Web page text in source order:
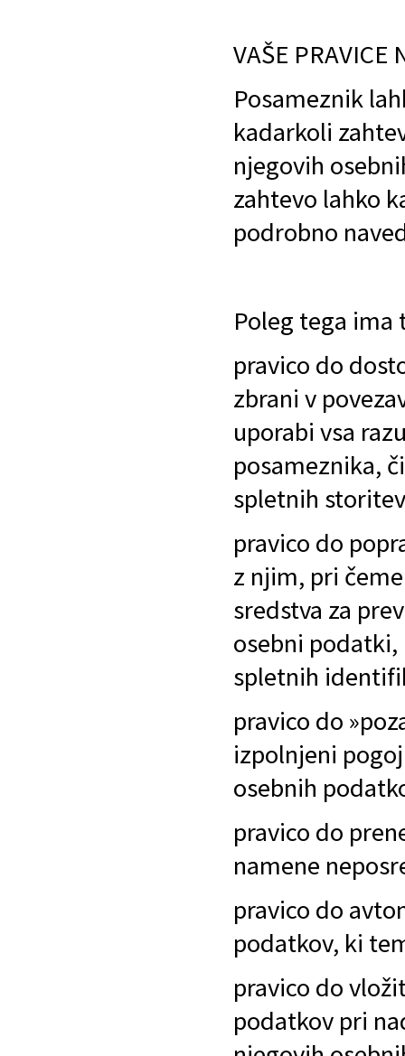
VAŠE PRAVICE
Posameznik
kadarkoli
njegovih
zahtevo lahko
podrobno
Poleg tega ima
pravico do
zbrani v
uporabi vsa
posameznika,
spletnih
pravico do
z njim, pri
sredstva za
osebni
spletnih
pravico do
izpolnjeni
osebnih
pravico do
namene
pravico do
podatkov, ki
pravico do
podatkov pri